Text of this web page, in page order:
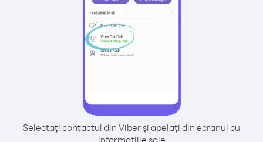
Selectați contactul din Viber și apelați din ecranul cu
informațiile sale